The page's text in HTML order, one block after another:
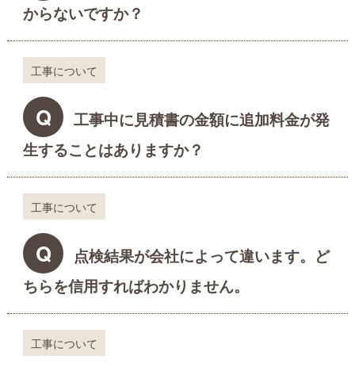
からないですか？
工事について
Q
工事中に見積書の金額に追加料金が発
生することはありますか？
工事について
Q
点検結果が会社によって違います。ど
ちらを信用すればわかりません。
工事について